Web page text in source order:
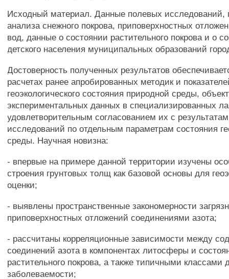
Исходный материал. Данные полевых исследований,
анализа снежного покрова, приповерхностных
вод, данные о состоянии растительного покрова и о
детского населения муниципальных образований
Достоверность полученных результатов
расчетах ранее апробированных методик и
геоэкологического состояния природной среды,
экспериментальных данных в специализированных
удовлетворительным согласованием их с
исследований по отдельным параметрам состояния
среды. Научная новизна:
- впервые на примере данной территории изучены
строения грунтовых толщ как базовой основы для
оценки;
- выявлены пространственные закономерности
приповерхностных отложений соединениями азота;
- рассчитаны корреляционные зависимости между
соединений азота в компонентах литосферы и
растительного покрова, а также типичными классами
заболеваемости;